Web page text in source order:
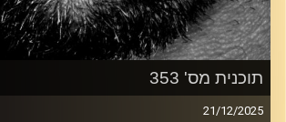
תוכנית מס' 353
21/12/2025